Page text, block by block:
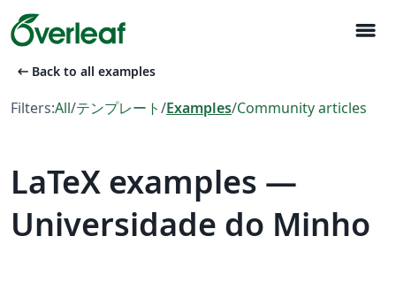
menu
arrow_left_alt Back to all examples
Filters:All/テンプレート/Examples/Community articles
LaTeX examples —
Universidade do Minho